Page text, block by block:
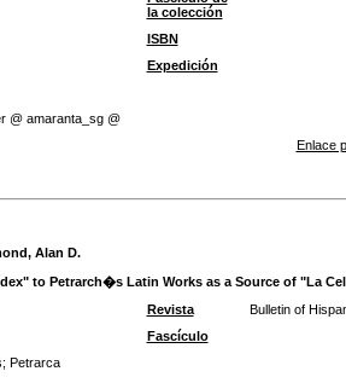
la colección
ISBN
Expedición
@ amaranta_sg @
Enlace
Alan D.
to Petrarch�s Latin Works as a Source of "La
Revista
Bulletin of
Fascículo
; Petrarca